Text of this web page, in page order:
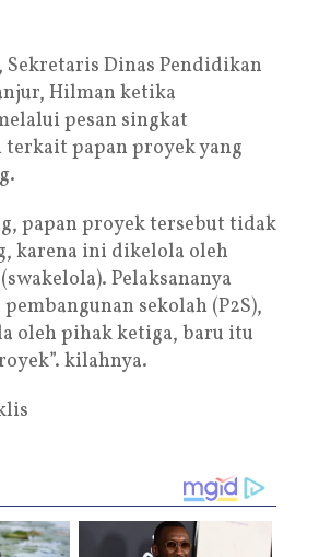
Sekretaris Dinas Pendidikan
Hilman ketika
pesan singkat
papan proyek yang
papan proyek tersebut tidak
karena ini dikelola oleh
Pelaksananya
sekolah (P2S),
oleh pihak ketiga, baru itu
kilahnya.